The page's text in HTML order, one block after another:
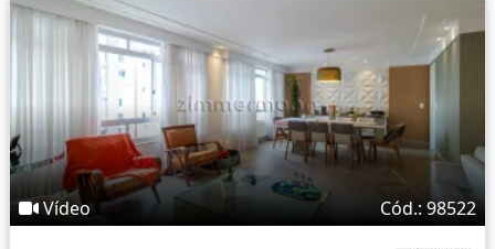
Vídeo Cód.: 98522